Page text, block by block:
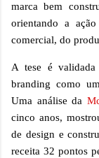
marca bem
orientando a
comercial, do
A tese é validada
branding como
Uma análise da
cinco anos,
de design e
receita 32 pontos